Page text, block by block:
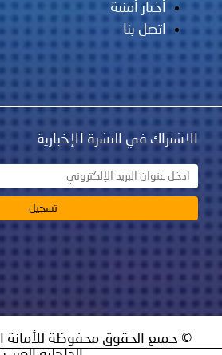
أخبار أمنية
اتصل بنا
الاشتراك في النشرة الإخبارية
© جميع الحقوق محفوظة للأمانة